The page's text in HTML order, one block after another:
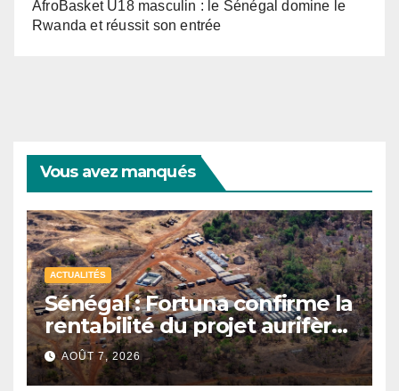
AfroBasket U18 masculin : le Sénégal domine le
Rwanda et réussit son entrée
Vous avez manqués
ACTUALITÉS
Sénégal : Fortuna confirme la
rentabilité du projet aurifère
Diamba Sud à Kédougou
AOÛT 7, 2026